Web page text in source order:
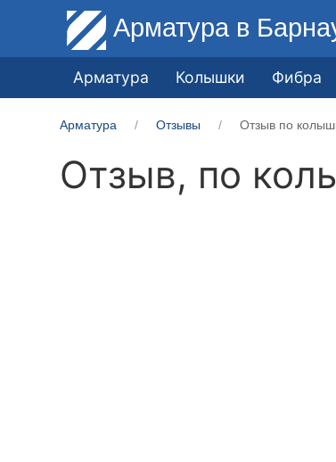
Арматура в
Арматура Колышки Фибра
Арматура Отзывы Отзыв по
Отзыв, по